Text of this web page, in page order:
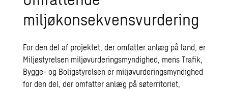
miljøkonsekvensvurdering
For den del af projektet, der omfatter anlæg på land, er
Miljøstyrelsen miljøvurderingsmyndighed, mens Trafik,
Bygge- og Boligstyrelsen er miljøvurderingsmyndighed
for den del, der omfatter anlæg på søterritoriet,